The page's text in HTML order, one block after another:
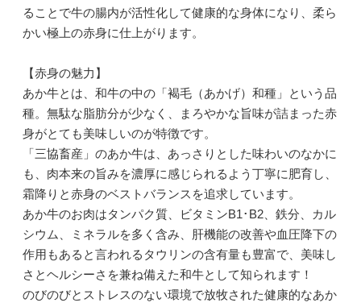
ることで牛の腸内が活性化して健康的な身体になり、柔ら
かい極上の赤身に仕上がります。
【赤身の魅力】
あか牛とは、和牛の中の「褐毛（あかげ）和種」という品
種。無駄な脂肪分が少なく、まろやかな旨味が詰まった赤
身がとても美味しいのが特徴です。
「三協畜産」のあか牛は、あっさりとした味わいのなかに
も、肉本来の旨みを濃厚に感じられるよう丁寧に肥育し、
霜降りと赤身のベストバランスを追求しています。
あか牛のお肉はタンパク質、ビタミンB1･B2、鉄分、カル
シウム、ミネラルを多く含み、肝機能の改善や血圧降下の
作用もあると言われるタウリンの含有量も豊富で、美味し
さとヘルシーさを兼ね備えた和牛として知られます！
のびのびとストレスのない環境で放牧された健康的なあか